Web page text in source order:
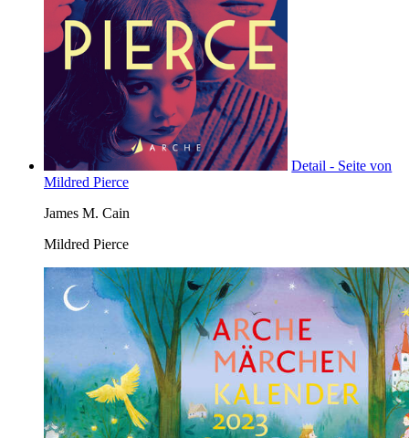
Detail - Seite von
Mildred Pierce
James M. Cain
Mildred Pierce